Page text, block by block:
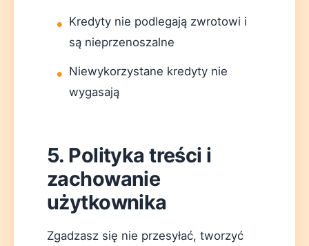
Kredyty nie podlegają zwrotowi i
są nieprzenoszalne
Niewykorzystane kredyty nie
wygasają
5. Polityka treści i
zachowanie
użytkownika
Zgadzasz się nie przesyłać, tworzyć